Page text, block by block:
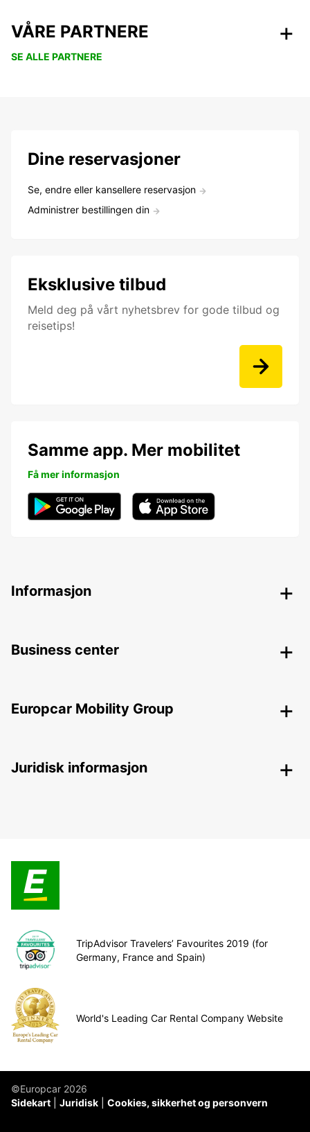
VÅRE PARTNERE
SE ALLE PARTNERE
Dine reservasjoner
Se, endre eller kansellere reservasjon
Administrer bestillingen din
Eksklusive tilbud
Meld deg på vårt nyhetsbrev for gode tilbud og
reisetips!
Samme app. Mer mobilitet
Få mer informasjon
Informasjon
Business center
Europcar Mobility Group
Juridisk informasjon
TripAdvisor Travelers’ Favourites 2019 (for
Germany, France and Spain)
World's Leading Car Rental Company Website
©Europcar 2026
Sidekart
Juridisk Cookies, sikkerhet og personvern